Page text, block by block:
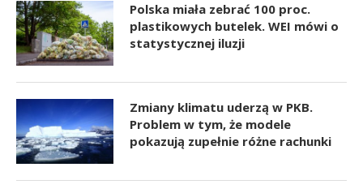
Polska miała zebrać 100 proc.
plastikowych butelek. WEI mówi o
statystycznej iluzji
Zmiany klimatu uderzą w PKB.
Problem w tym, że modele
pokazują zupełnie różne rachunki